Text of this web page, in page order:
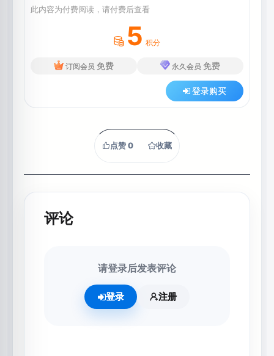
此内容为付费阅读，请付费后查看
5 积分
订阅会员 免费 永久会员 免费
登录购买
点赞0 收藏
评论
请登录后发表评论
登录 注册